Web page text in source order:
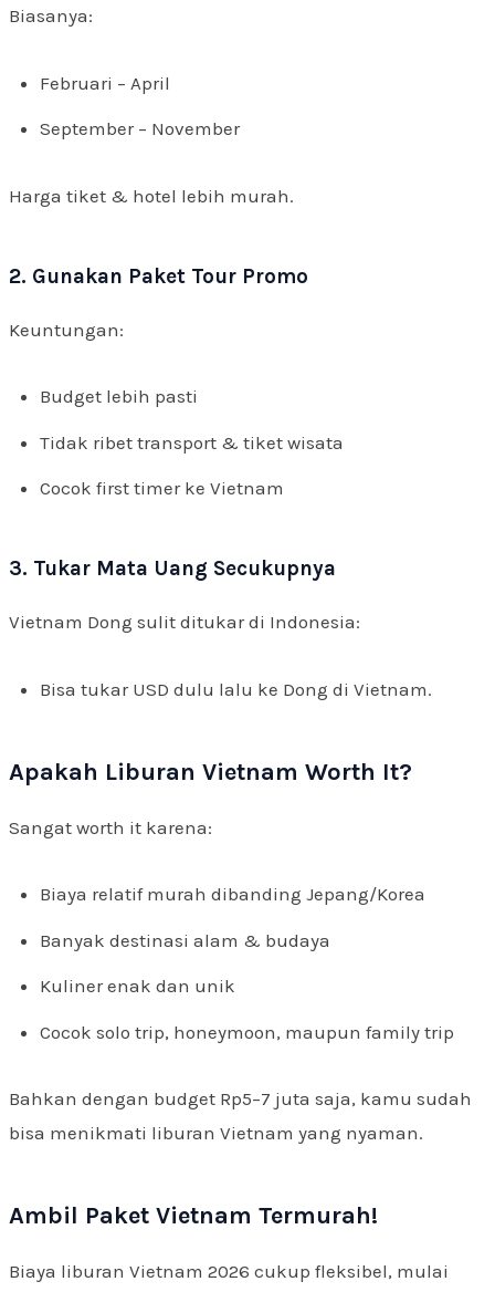
Biasanya:
Februari – April
September – November
Harga tiket & hotel lebih murah.
2. Gunakan Paket Tour Promo
Keuntungan:
Budget lebih pasti
Tidak ribet transport & tiket wisata
Cocok first timer ke Vietnam
3. Tukar Mata Uang Secukupnya
Vietnam Dong sulit ditukar di Indonesia:
Bisa tukar USD dulu lalu ke Dong di Vietnam.
Apakah Liburan Vietnam Worth It?
Sangat worth it karena:
Biaya relatif murah dibanding Jepang/Korea
Banyak destinasi alam & budaya
Kuliner enak dan unik
Cocok solo trip, honeymoon, maupun family trip
Bahkan dengan budget Rp5–7 juta saja, kamu sudah
bisa menikmati liburan Vietnam yang nyaman.
Ambil Paket Vietnam Termurah!
Biaya liburan Vietnam 2026 cukup fleksibel, mulai